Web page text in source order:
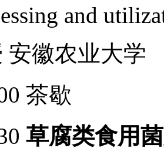
and
安徽农业大学
茶歇
草腐类食用